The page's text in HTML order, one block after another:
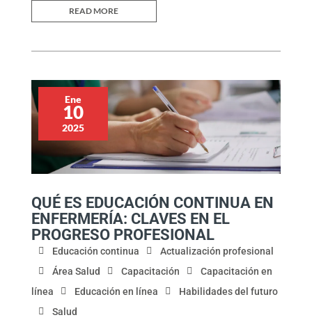
READ MORE
QUÉ ES EDUCACIÓN CONTINUA EN
ENFERMERÍA: CLAVES EN EL
PROGRESO PROFESIONAL
Educación continua
Actualización profesional
Área Salud
Capacitación
Capacitación en
línea
Educación en línea
Habilidades del futuro
Salud
Ene
10
2025